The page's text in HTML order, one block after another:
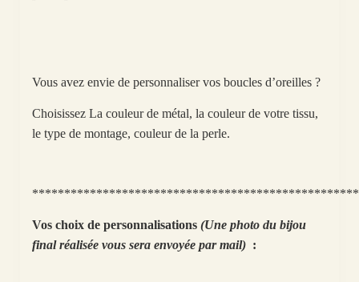
Vous avez envie de personnaliser vos boucles d’oreilles ?
Choisissez La couleur de métal, la couleur de votre tissu,
le type de montage, couleur de la perle.
Vos choix de personnalisations (Une photo du bijou
final réalisée vous sera envoyée par mail):